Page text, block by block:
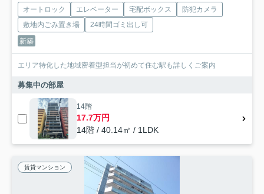
オートロック エレベーター 宅配ボックス
防犯カメラ
敷地内ごみ置き場
24時間ゴミ出し可
新築
エリア特化した地域密着型担当が初めて住む駅も詳しくご案内
募集中の部屋
14階
17.7万円
14階 / 40.14㎡ / 1LDK
賃貸マンション